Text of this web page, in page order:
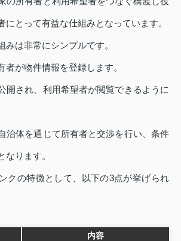
にとって有益な仕組みとなっています。
みは非常にシンプルです。
者が物件情報を登録します。
開され、利用希望者が閲覧できるように
治体を通じて所有者と交渉を行い、条件
なります。
クの特徴として、以下の3点が挙げられ
内容